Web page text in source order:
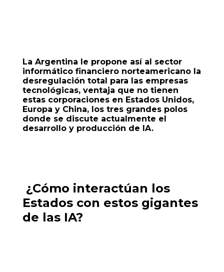
La Argentina le propone así al sector
informático financiero norteamericano la
desregulación total para las empresas
tecnológicas, ventaja que no tienen
estas corporaciones en Estados Unidos,
Europa y China, los tres grandes polos
donde se discute actualmente el
desarrollo y producción de IA.
¿Cómo interactúan los
Estados con estos gigantes
de las IA?